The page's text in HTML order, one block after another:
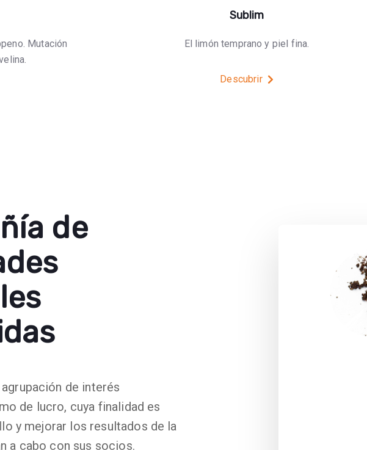
Mutación
Sublim
El limón temprano y piel fina.
Descubrir
de
agrupación de interés
de lucro, cuya finalidad es
y mejorar los resultados de la
a cabo con sus socios.